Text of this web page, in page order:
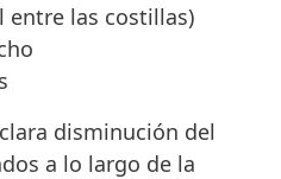
entre las costillas)
disminución del
a lo largo de la